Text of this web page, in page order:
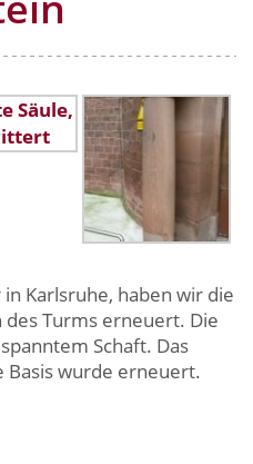
Karlsruhe, haben wir die
des Turms erneuert. Die
Schaft. Das
Basis wurde erneuert.